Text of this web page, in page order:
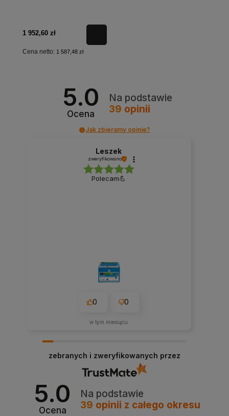
1 952,60 zł
Cena netto: 1 587,48 zł
5.0
Ocena
Na podstawie
39 opinii
Jak zbieramy opinie?
Leszek
zweryfikowano
Polecam💪
0 0
w tym miesiącu
zebranych i zweryfikowanych przez
5.0
Ocena
Na podstawie
39 opinii z całego okresu